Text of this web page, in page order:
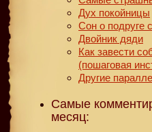
Дух покойницы
Сон о подруге
Двойник дяди
Как завести
(пошаговая
Другие
Самые
месяц: